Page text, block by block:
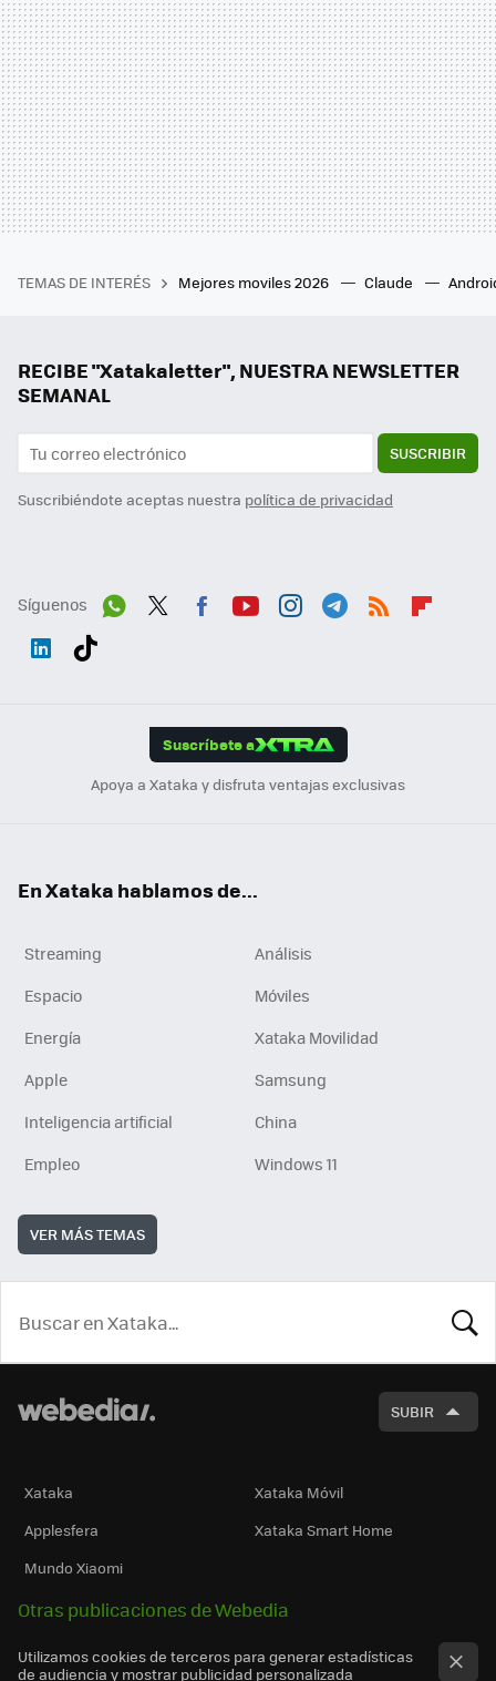
TEMAS DE INTERÉS Mejores moviles 2026 Claude
RECIBE "Xatakaletter", NUESTRA NEWSLETTER
SEMANAL
SUSCRIBIR
Suscribiéndote aceptas nuestra política de privacidad
Síguenos
Suscríbete a
Apoya a Xataka y disfruta ventajas exclusivas
En Xataka hablamos de...
Streaming
Análisis
Espacio
Móviles
Energía
Xataka Movilidad
Apple
Samsung
Inteligencia artificial
China
Empleo
Windows 11
VER MÁS TEMAS
SUBIR
Xataka
Xataka Móvil
Applesfera
Xataka Smart Home
Mundo Xiaomi
Otras publicaciones de Webedia
Utilizamos cookies de terceros para generar estadísticas
de audiencia y mostrar publicidad personalizada